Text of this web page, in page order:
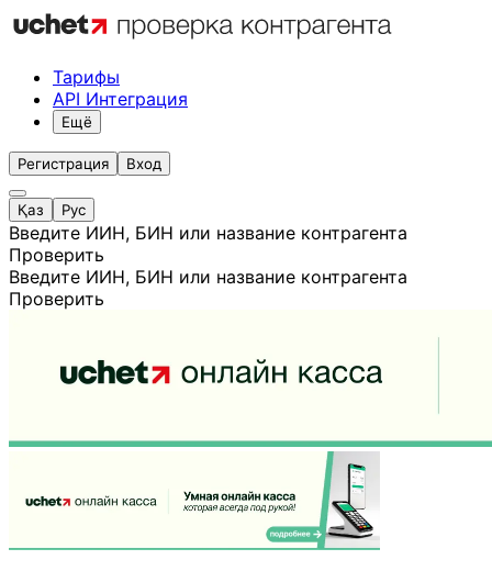
Тарифы
API Интеграция
Ещё
Регистрация Вход
Қаз Рус
Введите ИИН, БИН или название контрагента
Проверить
Введите ИИН, БИН или название контрагента
Проверить